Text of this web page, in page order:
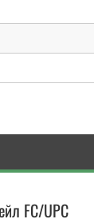
FC/UPC